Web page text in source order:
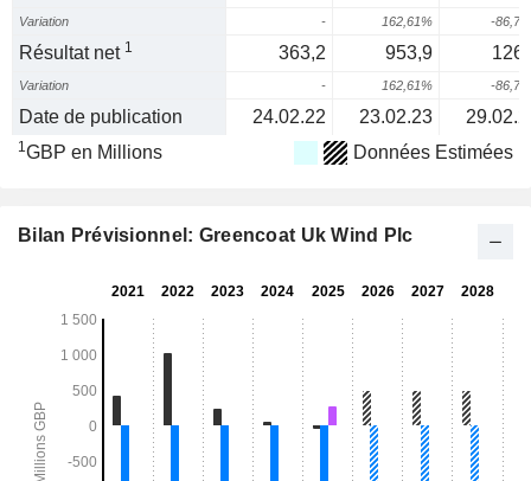
Variation - 162,61% -
Résultat net 1 363,2 953,9
Variation - 162,61% -
Date de publication 24.02.22 23.02.23
1GBP en Millions Données Estimées
Bilan Prévisionnel: Greencoat Uk Wind Plc